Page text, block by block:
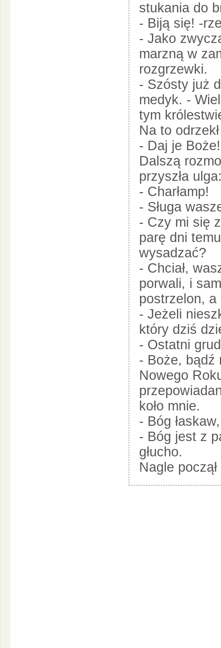
stukania do
- Biją się! -
- Jako
marzną w
rozgrzewki.
- Szósty już
medyk. -
tym
Na to
- Daj je
Dalszą
przyszła
- Charłamp!
- Sługa
- Czy mi się
parę dni
wysadzać?
- Chciał,
porwali, i
postrzelon,
- Jeżeli
który dziś
- Ostatni
- Boże, bądź
Nowego
koło mnie.
- Bóg
- Bóg jest z
głucho.
Nagle